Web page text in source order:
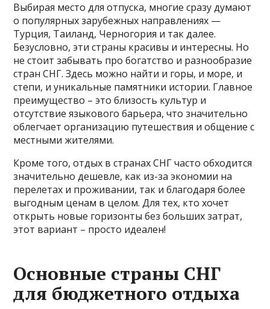
Выбирая место для отпуска, многие сразу думают
о популярных зарубежных направлениях —
Турция, Таиланд, Черногория и так далее.
Безусловно, эти страны красивы и интересны. Но
не стоит забывать про богатство и разнообразие
стран СНГ. Здесь можно найти и горы, и море, и
степи, и уникальные памятники истории. Главное
преимущество – это близость культур и
отсутствие языкового барьера, что значительно
облегчает организацию путешествия и общение с
местными жителями.
Кроме того, отдых в странах СНГ часто обходится
значительно дешевле, как из-за экономии на
перелетах и проживании, так и благодаря более
выгодным ценам в целом. Для тех, кто хочет
открыть новые горизонты без больших затрат,
этот вариант – просто идеален!
Основные страны СНГ
для бюджетного отдыха